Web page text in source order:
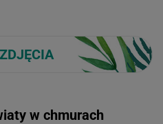
w chmurach